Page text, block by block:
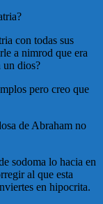
con todas sus
a nimrod que era
un dios?
pero creo que
de Abraham no
sodoma lo hacia en
al que esta
en hipocrita.